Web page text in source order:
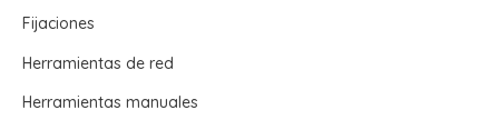
Fijaciones
Herramientas de red
Herramientas manuales